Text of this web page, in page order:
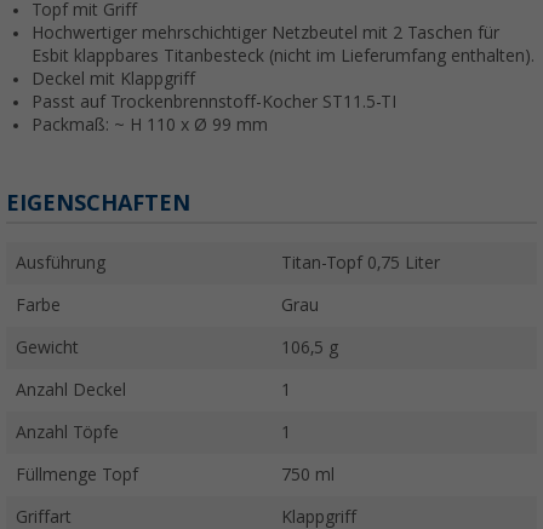
Topf mit Griff
Hochwertiger mehrschichtiger Netzbeutel mit 2 Taschen für
Esbit klappbares Titanbesteck (nicht im Lieferumfang enthalten).
Deckel mit Klappgriff
Passt auf Trockenbrennstoff-Kocher ST11.5-TI
Packmaß: ~ H 110 x Ø 99 mm
EIGENSCHAFTEN
Ausführung Titan-Topf 0,75 Liter
Farbe Grau
Gewicht 106,5 g
Anzahl Deckel 1
Anzahl Töpfe 1
Füllmenge Topf 750 ml
Griffart Klappgriff